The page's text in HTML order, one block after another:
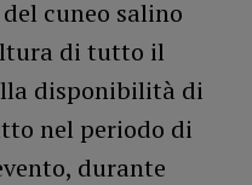
cuneo salino
di tutto il
disponibilità di
nel periodo di
durante